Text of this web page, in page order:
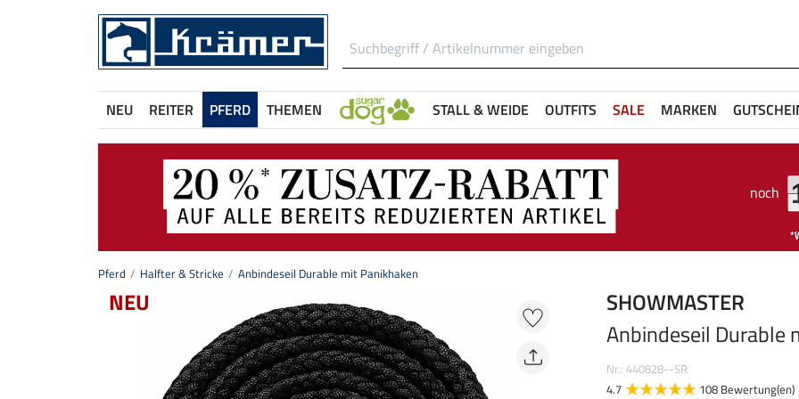
NEU REITER PFERD THEMEN STALL & WEIDE OUTFITS SALE MARKEN
noch
Pferd Halfter & Stricke Anbindeseil Durable mit Panikhaken
NEU
SHOWMASTER
Anbindeseil Durable
Nr.: 440828--SR
4.7
108 Bewertung(en)